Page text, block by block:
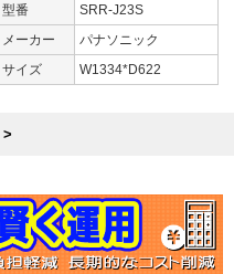
型番
SRR-J23S
メーカー
パナソニック
サイズ
W1334*D622
>